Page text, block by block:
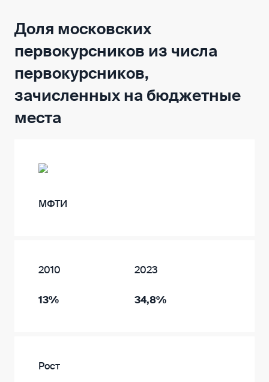
Доля московских
первокурсников из числа
первокурсников,
зачисленных на бюджетные
места
МФТИ
2010
13%
2023
34,8%
Рост